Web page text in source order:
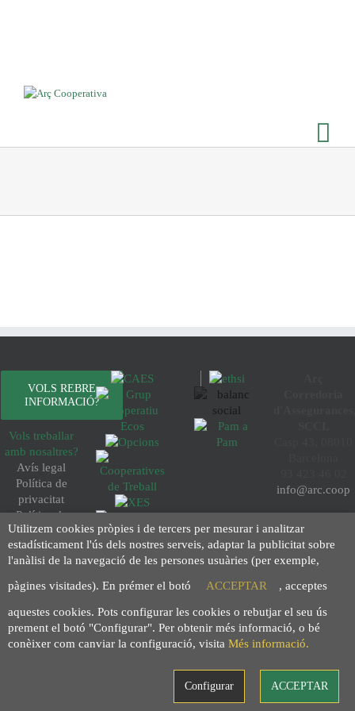
VOLS REBRE
INFORMACIÓ?
Vols treballar
amb nosaltres?
Avís legal
Política de
privacitat
Política de
cookies
Condicions de
compra
Política de
transparència
info@arc.coop
Utilitzem cookies pròpies i de tercers per mesurar i analitzar
estadísticament l'ús dels nostres serveis, adaptar la publicitat sobre
l'anàlisi de la navegació de les persones usuàries (per exemple,
pàgines visitades). En prémer el botó
ACCEPTAR , acceptes
aquestes cookies. Pots configurar les cookies o rebutjar el seu ús
prement el botó "Configurar". Per obtenir més informació, o bé
conèixer com canviar la configuració, visita Més informació.
Configurar ACCEPTAR